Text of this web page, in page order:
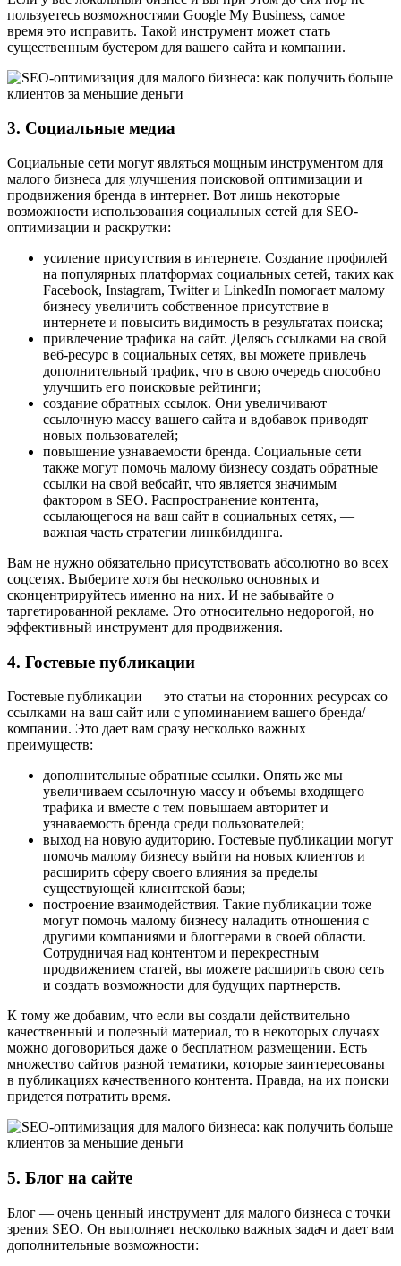
пользуетесь возможностями Google My Business, самое
время это исправить. Такой инструмент может стать
существенным бустером для вашего сайта и компании.
3. Социальные медиа
Социальные сети могут являться мощным инструментом для
малого бизнеса для улучшения поисковой оптимизации и
продвижения бренда в интернет. Вот лишь некоторые
возможности использования социальных сетей для SEO-
оптимизации и раскрутки:
усиление присутствия в интернете. Создание профилей
на популярных платформах социальных сетей, таких как
Facebook, Instagram, Twitter и LinkedIn помогает малому
бизнесу увеличить собственное присутствие в
интернете и повысить видимость в результатах поиска;
привлечение трафика на сайт. Делясь ссылками на свой
веб-ресурс в социальных сетях, вы можете привлечь
дополнительный трафик, что в свою очередь способно
улучшить его поисковые рейтинги;
создание обратных ссылок. Они увеличивают
ссылочную массу вашего сайта и вдобавок приводят
новых пользователей;
повышение узнаваемости бренда. Социальные сети
также могут помочь малому бизнесу создать обратные
ссылки на свой вебсайт, что является значимым
фактором в SEO. Распространение контента,
ссылающегося на ваш сайт в социальных сетях, —
важная часть стратегии линкбилдинга.
Вам не нужно обязательно присутствовать абсолютно во всех
соцсетях. Выберите хотя бы несколько основных и
сконцентрируйтесь именно на них. И не забывайте о
таргетированной рекламе. Это относительно недорогой, но
эффективный инструмент для продвижения.
4. Гостевые публикации
Гостевые публикации — это статьи на сторонних ресурсах со
ссылками на ваш сайт или с упоминанием вашего бренда/
компании. Это дает вам сразу несколько важных
преимуществ:
дополнительные обратные ссылки. Опять же мы
увеличиваем ссылочную массу и объемы входящего
трафика и вместе с тем повышаем авторитет и
узнаваемость бренда среди пользователей;
выход на новую аудиторию. Гостевые публикации могут
помочь малому бизнесу выйти на новых клиентов и
расширить сферу своего влияния за пределы
существующей клиентской базы;
построение взаимодействия. Такие публикации тоже
могут помочь малому бизнесу наладить отношения с
другими компаниями и блоггерами в своей области.
Сотрудничая над контентом и перекрестным
продвижением статей, вы можете расширить свою сеть
и создать возможности для будущих партнерств.
К тому же добавим, что если вы создали действительно
качественный и полезный материал, то в некоторых случаях
можно договориться даже о бесплатном размещении. Есть
множество сайтов разной тематики, которые заинтересованы
в публикациях качественного контента. Правда, на их поиски
придется потратить время.
5. Блог на сайте
Блог — очень ценный инструмент для малого бизнеса с точки
зрения SEO. Он выполняет несколько важных задач и дает вам
дополнительные возможности: